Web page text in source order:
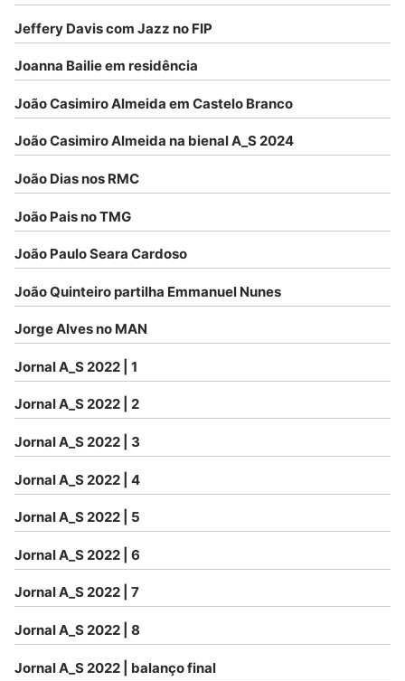
Jeffery Davis com Jazz no FIP
Joanna Bailie em residência
João Casimiro Almeida em Castelo Branco
João Casimiro Almeida na bienal A_S 2024
João Dias nos RMC
João Pais no TMG
João Paulo Seara Cardoso
João Quinteiro partilha Emmanuel Nunes
Jorge Alves no MAN
Jornal A_S 2022 | 1
Jornal A_S 2022 | 2
Jornal A_S 2022 | 3
Jornal A_S 2022 | 4
Jornal A_S 2022 | 5
Jornal A_S 2022 | 6
Jornal A_S 2022 | 7
Jornal A_S 2022 | 8
Jornal A_S 2022 | balanço final